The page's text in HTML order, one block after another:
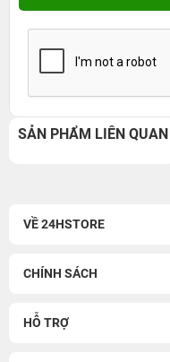
SẢN PHẨM LIÊN QUAN
VỀ 24HSTORE
CHÍNH SÁCH
HỖ TRỢ